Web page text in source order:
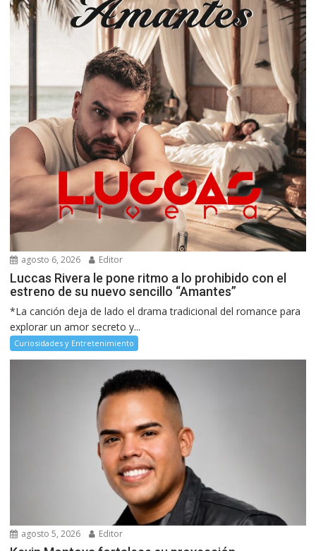
agosto 6, 2026 Editor
Luccas Rivera le pone ritmo a lo prohibido con el
estreno de su nuevo sencillo “Amantes”
*La canción deja de lado el drama tradicional del romance para
explorar un amor secreto y...
Curiosidades y Entretenimiento
agosto 5, 2026 Editor